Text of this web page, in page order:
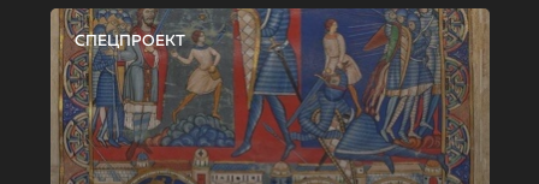
СПЕЦПРОЕКТ